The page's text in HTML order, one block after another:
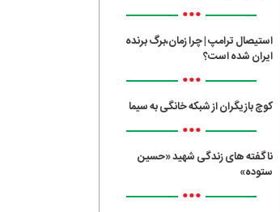
•••
استیصال ترامپ | چرا زمان،برگ برنده
ایران شده است؟
•••
کوچ بازیگران از شبکه خانگی به سیما
•••
ناگفته های زندگی شهید «حسین
ستوده»
•••